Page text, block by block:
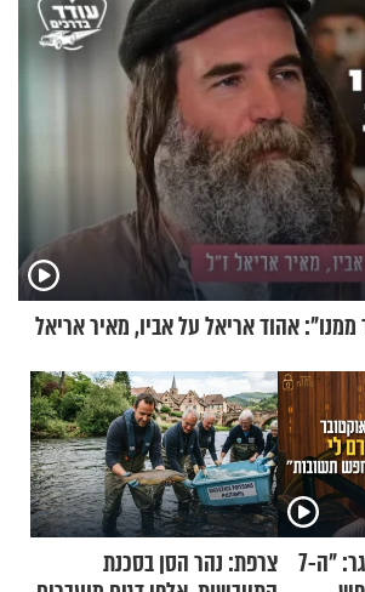
אהוד אריאל על אביו, מאיר אריאל
קוד פתוח | דניאל ברגר: "ה-7 צרפת: נהר הסן בסכנת